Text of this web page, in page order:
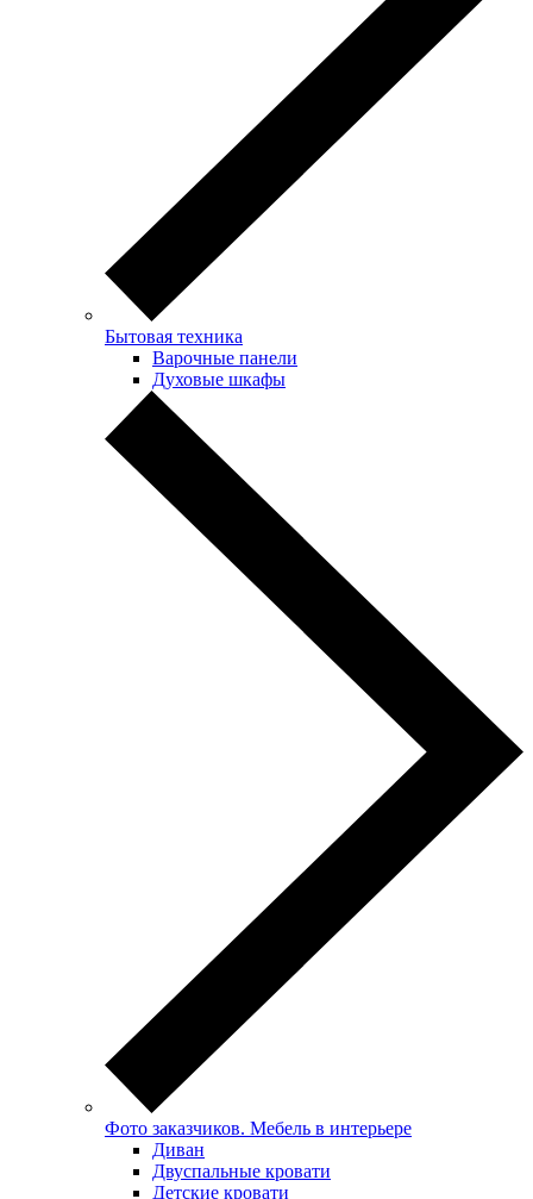
Бытовая техника
Варочные панели
Духовые шкафы
Фото заказчиков. Мебель в интерьере
Диван
Двуспальные кровати
Детские кровати